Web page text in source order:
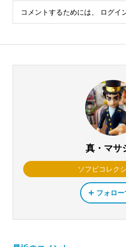
コメントするためには、 ログイ
真・マサ
ソフビコレク
フォロ